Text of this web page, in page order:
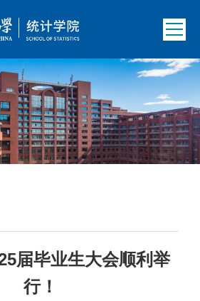
届毕业生大会顺利举
行！